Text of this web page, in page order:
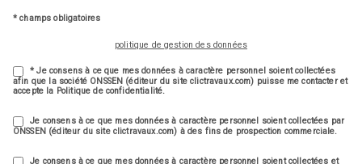
* champs obligatoires
politique de gestion des données
* Je consens à ce que mes données à caractère personnel soient collectées
afin que la société ONSSEN (éditeur du site clictravaux.com) puisse me contacter et
accepte la Politique de confidentialité.
Je consens à ce que mes données à caractère personnel soient collectées par
ONSSEN (éditeur du site clictravaux.com) à des fins de prospection commerciale.
Je consens à ce que mes données à caractère personnel soient collectées et